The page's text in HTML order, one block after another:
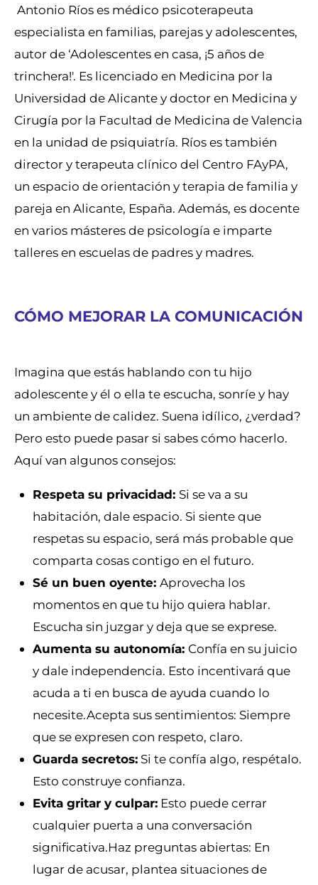
Antonio Ríos es médico psicoterapeuta
especialista en familias, parejas y adolescentes,
autor de ‘Adolescentes en casa, ¡5 años de
trinchera!'. Es licenciado en Medicina por la
Universidad de Alicante y doctor en Medicina y
Cirugía por la Facultad de Medicina de Valencia
en la unidad de psiquiatría. Ríos es también
director y terapeuta clínico del Centro FAyPA,
un espacio de orientación y terapia de familia y
pareja en Alicante, España. Además, es docente
en varios másteres de psicología e imparte
talleres en escuelas de padres y madres.
CÓMO MEJORAR LA COMUNICACIÓN
Imagina que estás hablando con tu hijo
adolescente y él o ella te escucha, sonríe y hay
un ambiente de calidez. Suena idílico, ¿verdad?
Pero esto puede pasar si sabes cómo hacerlo.
Aquí van algunos consejos:
Respeta su privacidad: Si se va a su
habitación, dale espacio. Si siente que
respetas su espacio, será más probable que
comparta cosas contigo en el futuro.
Sé un buen oyente: Aprovecha los
momentos en que tu hijo quiera hablar.
Escucha sin juzgar y deja que se exprese.
Aumenta su autonomía: Confía en su juicio
y dale independencia. Esto incentivará que
acuda a ti en busca de ayuda cuando lo
necesite.Acepta sus sentimientos: Siempre
que se expresen con respeto, claro.
Guarda secretos: Si te confía algo, respétalo.
Esto construye confianza.
Evita gritar y culpar: Esto puede cerrar
cualquier puerta a una conversación
significativa.Haz preguntas abiertas: En
lugar de acusar, plantea situaciones de